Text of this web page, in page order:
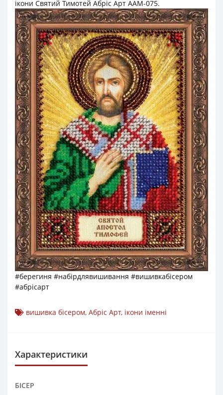
ікони Святий Тимотей Абріс Арт ААМ-075.
#берегиня #набірдлявишивання #вишивкабісером
#абрісарт
вишивка бісером, Абріс Арт, ікони іменні
Характеристики
БІСЕР